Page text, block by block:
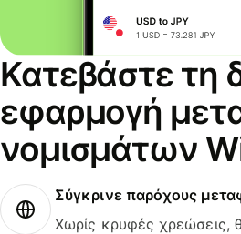
Κατεβάστε τη
εφαρμογή
νομισμάτων
Σύγκρινε παρόχους
Χωρίς κρυφές χρεώσεις,